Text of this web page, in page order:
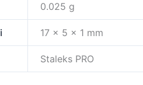
0.025 g
17 × 5 × 1 mm
Staleks PRO